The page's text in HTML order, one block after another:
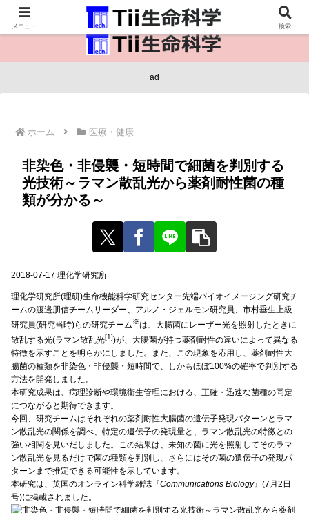
医療保健・生命・生物の情報インフラ。
ad
ホーム 医療・健康
非染色・非侵襲・短時間で細菌を判別する
光技術～ラマン散乱光から薬剤耐性菌の種
類が分かる～
2018-07-17 理化学研究所
理化学研究所(理研)生命機能科学研究センター先端バイオイメージング研究チ
ームの渡邉朋信チームリーダー、アルノ・ジェルモン研究員、市村垂生上級
研究員(研究当時)らの研究チーム※は、大腸菌にレーザー光を照射したときに
散乱する光(ラマン散乱光[1])が、大腸菌が持つ薬剤耐性の違いによって異なる
特徴を示すことを明らかにしました。また、この現象を応用し、薬剤耐性大
腸菌の種類を非染色・非侵襲・短時間で、しかもほぼ100%の確率で判別する
方法を開発しました。
本研究成果は、病理診断や環境衛生管理における、正確・迅速な菌種の同定
につながると期待できます。
今回、研究チームはそれぞれの薬剤耐性大腸菌の遺伝子発現パターンとラマ
ン散乱光の関係を調べ、特定の遺伝子の発現量と、ラマン散乱光の特徴との
強い相関を見いだしました。この結果は、未知の菌に光を照射してそのラマ
ン散乱光を見るだけで菌の種類を判別し、さらにはその菌の遺伝子の発現パ
ターンまで推定できる可能性を示しています。
本研究は、英国のオンライン科学雑誌『Communications Biology』(7月2日
号)に掲載されました。
メニュー 検索